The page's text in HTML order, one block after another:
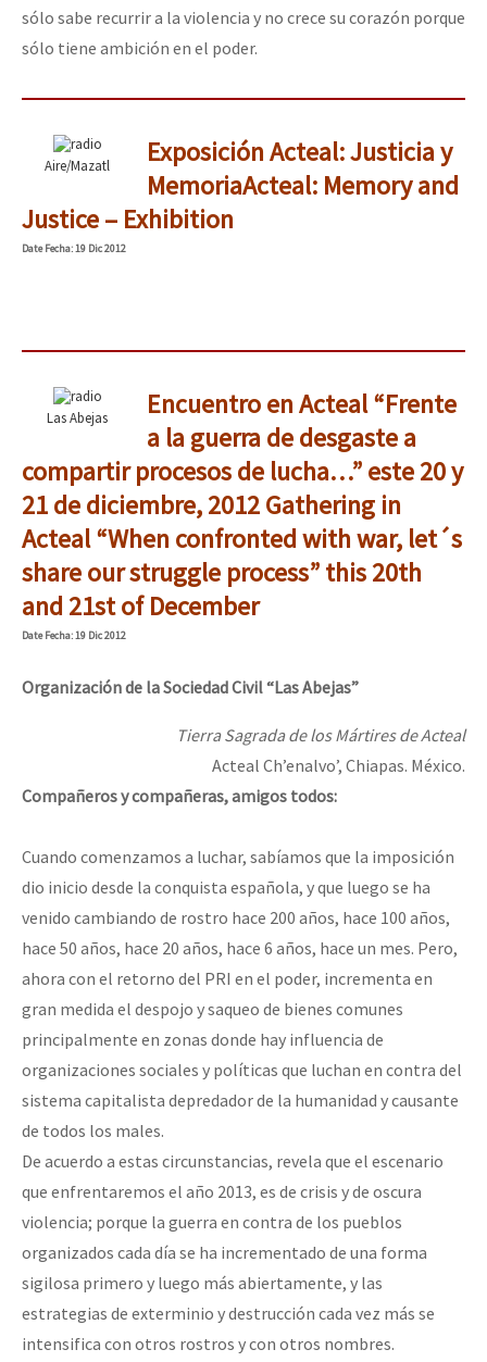
sólo sabe recurrir a la violencia y no crece su corazón porque
sólo tiene ambición en el poder.
Aire/Mazatl
Exposición Acteal: Justicia y
MemoriaActeal: Memory and
Justice – Exhibition
DateFecha: 19 Dic 2012
Las Abejas
Encuentro en Acteal “Frente
a la guerra de desgaste a
compartir procesos de lucha…” este 20 y
21 de diciembre, 2012Gathering in
Acteal “When confronted with war, let´s
share our struggle process” this 20th
and 21st of December
DateFecha: 19 Dic 2012
Organización de la Sociedad Civil “Las Abejas”
Tierra Sagrada de los Mártires de Acteal
Acteal Ch’enalvo’, Chiapas. México.
Compañeros y compañeras, amigos todos:
Cuando comenzamos a luchar, sabíamos que la imposición
dio inicio desde la conquista española, y que luego se ha
venido cambiando de rostro hace 200 años, hace 100 años,
hace 50 años, hace 20 años, hace 6 años, hace un mes. Pero,
ahora con el retorno del PRI en el poder, incrementa en
gran medida el despojo y saqueo de bienes comunes
principalmente en zonas donde hay influencia de
organizaciones sociales y políticas que luchan en contra del
sistema capitalista depredador de la humanidad y causante
de todos los males.
De acuerdo a estas circunstancias, revela que el escenario
que enfrentaremos el año 2013, es de crisis y de oscura
violencia; porque la guerra en contra de los pueblos
organizados cada día se ha incrementado de una forma
sigilosa primero y luego más abiertamente, y las
estrategias de exterminio y destrucción cada vez más se
intensifica con otros rostros y con otros nombres.